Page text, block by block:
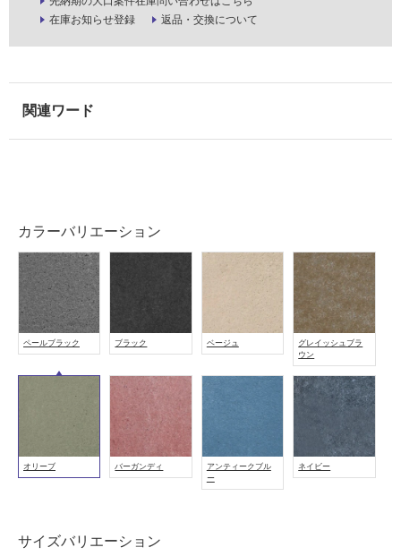
在庫お知らせ登録
返品・交換について
カラーバリエーション
ペールブラック ブラック ベージュ
グレイッシュブラ
ウン
オリーブ バーガンディ
アンティークブル
ー
ネイビー
サイズバリエーション
い
屋
内
浴
室
壁
使
用
可
能
以